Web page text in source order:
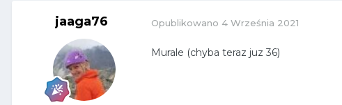
jaaga76 Opublikowano 4 Września 2021
Murale (chyba teraz juz 36)